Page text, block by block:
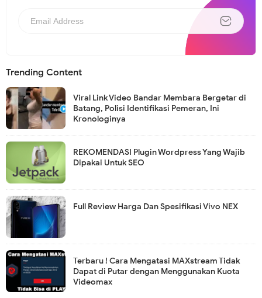
Trending Content
Viral Link Video Bandar Membara Bergetar di
Batang, Polisi Identifikasi Pemeran, Ini
Kronologinya
REKOMENDASI Plugin Wordpress Yang Wajib
Dipakai Untuk SEO
Full Review Harga Dan Spesifikasi Vivo NEX
Terbaru ! Cara Mengatasi MAXstream Tidak
Dapat di Putar dengan Menggunakan Kuota
Videomax